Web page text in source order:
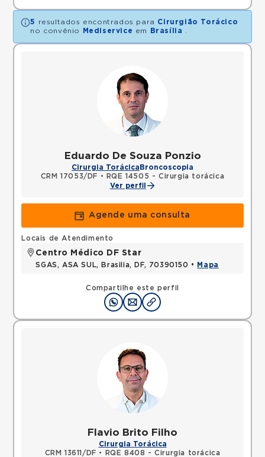
5 resultados encontrados para Cirurgião Torácico
no convênio
Mediservice em Brasília
Eduardo De Souza Ponzio
Cirurgia Torácica Broncoscopia
CRM 17053/DF •
RQE 14505 - Cirurgia torácica
Ver perfil
Agende uma consulta
Compartilhe este perfil
Locais de Atendimento
Centro Médico DF Star
SGAS, ASA SUL, Brasilia, DF, 70390150 • Mapa
Flavio Brito Filho
Cirurgia Torácica
CRM 13611/DF •
RQE 8408 - Cirurgia torácica